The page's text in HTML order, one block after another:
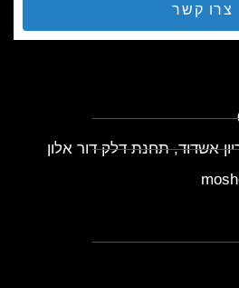
צרו קשר
אשדוד, תחנת דלק דור אלון